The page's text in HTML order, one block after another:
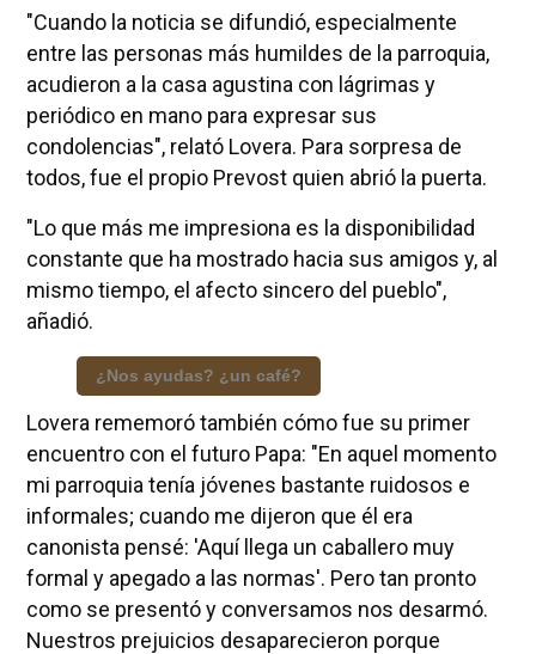
"Cuando la noticia se difundió, especialmente
entre las personas más humildes de la parroquia,
acudieron a la casa agustina con lágrimas y
periódico en mano para expresar sus
condolencias", relató Lovera. Para sorpresa de
todos, fue el propio Prevost quien abrió la puerta.
"Lo que más me impresiona es la disponibilidad
constante que ha mostrado hacia sus amigos y, al
mismo tiempo, el afecto sincero del pueblo",
añadió.
¿Nos ayudas? ¿un café?
Lovera rememoró también cómo fue su primer
encuentro con el futuro Papa: "En aquel momento
mi parroquia tenía jóvenes bastante ruidosos e
informales; cuando me dijeron que él era
canonista pensé: 'Aquí llega un caballero muy
formal y apegado a las normas'. Pero tan pronto
como se presentó y conversamos nos desarmó.
Nuestros prejuicios desaparecieron porque